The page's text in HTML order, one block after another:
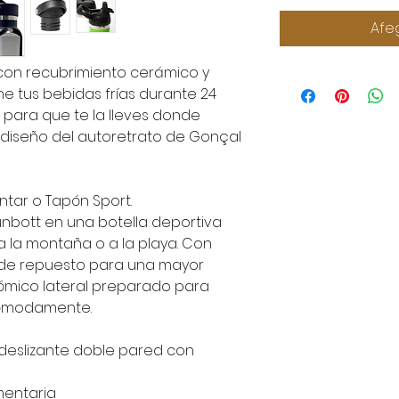
recubrimiento cerámico y
tus bebidas frías durante 24
que te la lleves donde
diseño del autoretrato de Gonçal
o Tapón Sport.
en una botella deportiva
la montaña o a la playa. Con
repuesto para una mayor
lateral preparado para
doble pared con